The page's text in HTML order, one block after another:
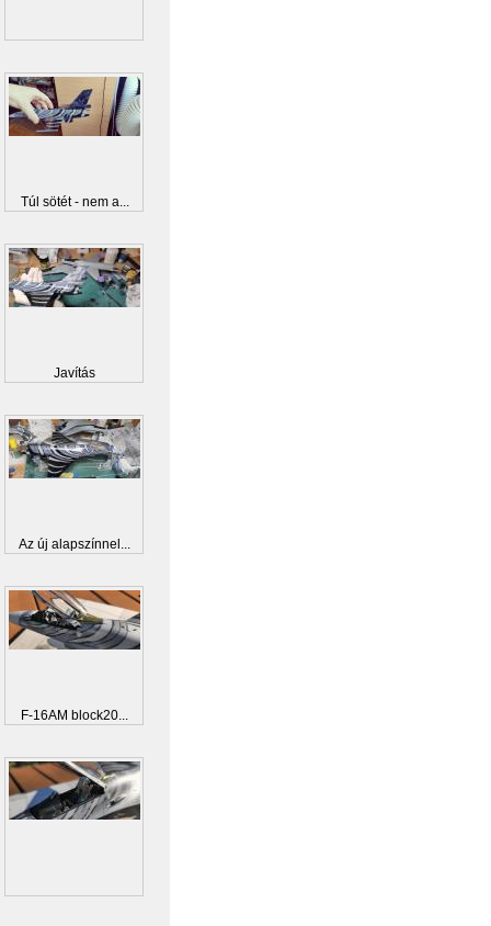
Túl sötét - nem a...
Javítás
Az új alapszínnel...
F-16AM block20...